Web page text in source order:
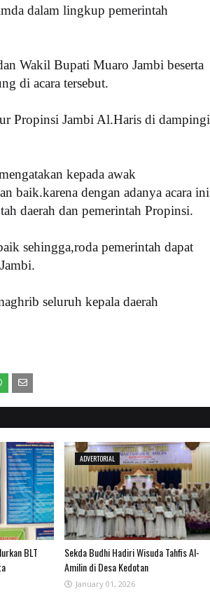
dalam lingkup pemerintah
Wakil Bupati Muaro Jambi beserta
di acara tersebut.
Propinsi Jambi Al.Haris di dampingi
kepada awak
baik.karena dengan adanya acara ini
daerah dan pemerintah Propinsi.
sehingga,roda pemerintah dapat
seluruh kepala daerah
BLT
ADVERTORIAL
Sekda Budhi Hadiri Wisuda Tahfis Al-
Amilin di Desa Kedotan
January 01, 2026